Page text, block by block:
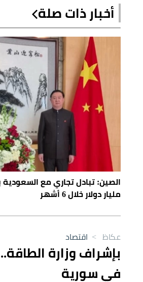
أخبار ذات صلة
مليار دولار خلال 6 أشهر
عكاظ > اقتصاد
في سورية